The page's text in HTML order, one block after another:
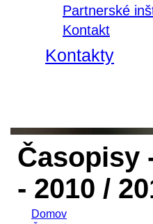
Partnerské
Kontakt
Kontakty
Časopisy
- 2010 /
Domov